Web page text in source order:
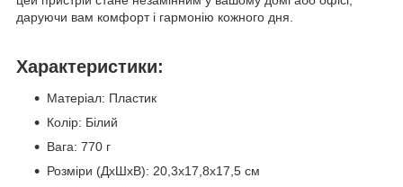
даруючи вам комфорт і гармонію кожного дня.
Характеристики:
Матеріал: Пластик
Колір: Білий
Вага: 770 г
Розміри (ДхШхВ): 20,3x17,8x17,5 см